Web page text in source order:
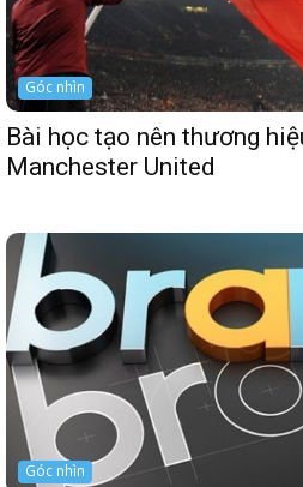
Góc nhìn
Bài học tạo nên thương
Manchester United
Góc nhìn